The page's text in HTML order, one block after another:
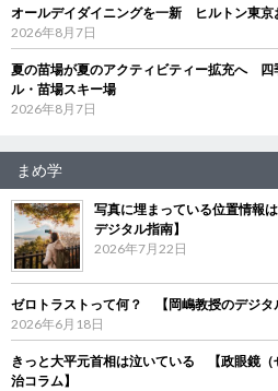
オールデイダイニングを一新 ヒルトン東京
2026年8月7日
夏の苗場が夏のアクティビティー拡充へ 四
ル・苗場スキー場
2026年8月7日
まめ学
写真に埋まっている位置情報
デジタル指南】
2026年7月22日
ゼロトラストって何？ 【岡嶋教授のデジタ
2026年6月18日
きっと大平元首相は泣いている 【政眼鏡（
治コラム】